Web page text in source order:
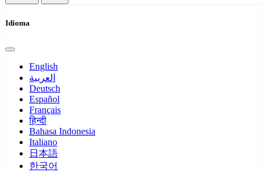
Idioma
English
العربية
Deutsch
Español
Français
हिन्दी
Bahasa Indonesia
Italiano
日本語
한국어